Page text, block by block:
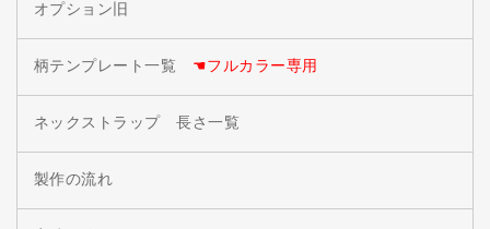
オプション旧
柄テンプレート一覧 ☚フルカラー専用
ネックストラップ 長さ一覧
製作の流れ